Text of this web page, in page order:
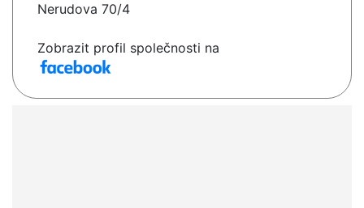
Nerudova 70/4
Zobrazit profil společnosti na